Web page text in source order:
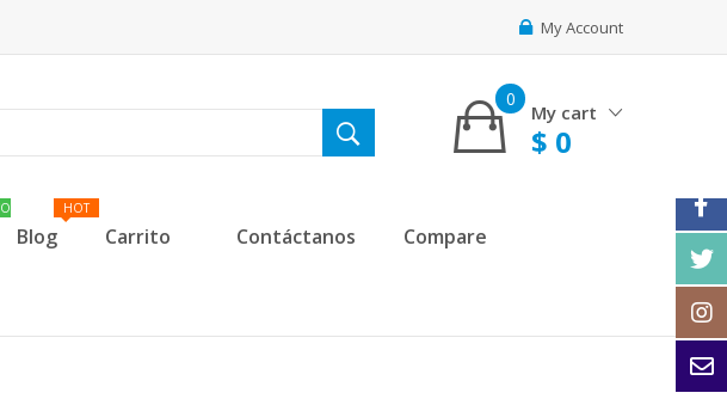
My Account
My cart
0
$ 0
Blog Carrito Contáctanos Compare